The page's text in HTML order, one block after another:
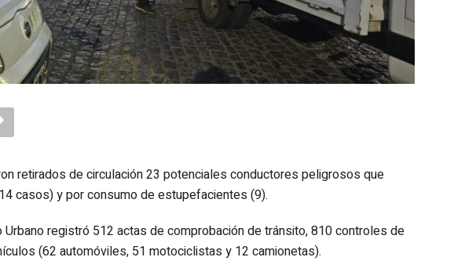
retirados de circulación 23 potenciales conductores peligrosos que
casos) y por consumo de estupefacientes (9).
Urbano registró 512 actas de comprobación de tránsito, 810 controles de
(62 automóviles, 51 motociclistas y 12 camionetas).